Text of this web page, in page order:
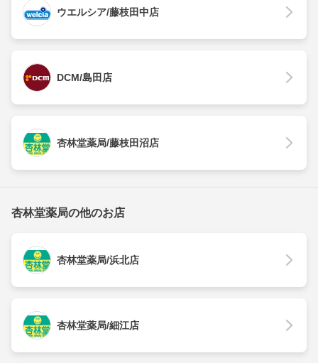
ウエルシア/藤枝田中店
DCM/島田店
杏林堂薬局/藤枝田沼店
杏林堂薬局の他のお店
杏林堂薬局/浜北店
杏林堂薬局/細江店